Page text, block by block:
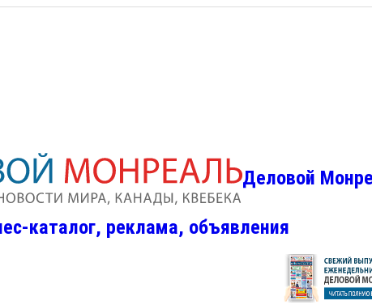
Деловой
каталог, реклама, объявления